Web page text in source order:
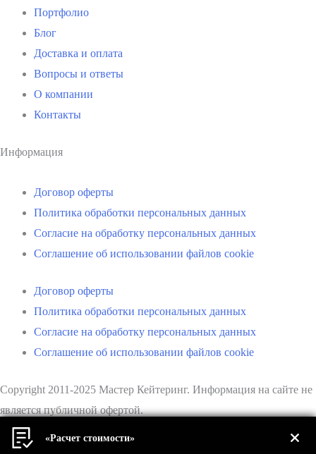
Портфолио
Блог
Доставка и оплата
Вопросы и ответы
О компании
Контакты
Информация
Договор оферты
Политика обработки персональных данных
Согласие на обработку персональных данных
Соглашение об использовании файлов cookie
Договор оферты
Политика обработки персональных данных
Согласие на обработку персональных данных
Соглашение об использовании файлов cookie
Copyright 2011-2025 Мастер Кейтеринг. Информация на сайте не
является публичной офертой.
Разработка и продвижение сайта:
«Расчет стоимости»